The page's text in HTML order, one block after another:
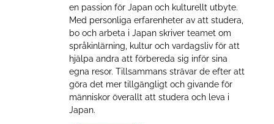
en passion för Japan och kulturellt utbyte.
Med personliga erfarenheter av att studera,
bo och arbeta i Japan skriver teamet om
språkinlärning, kultur och vardagsliv för att
hjälpa andra att förbereda sig inför sina
egna resor. Tillsammans strävar de efter att
göra det mer tillgängligt och givande för
människor överallt att studera och leva i
Japan.